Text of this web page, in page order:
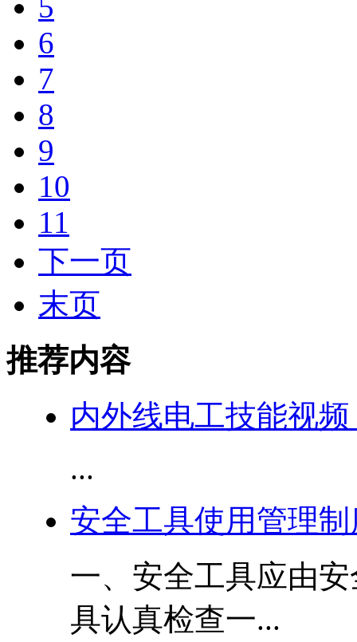
6
7
8
9
10
11
下一页
末页
推荐内容
内外线电工技能视频
...
安全工具使用管理制
一、安全工具应由
具认真检查一...